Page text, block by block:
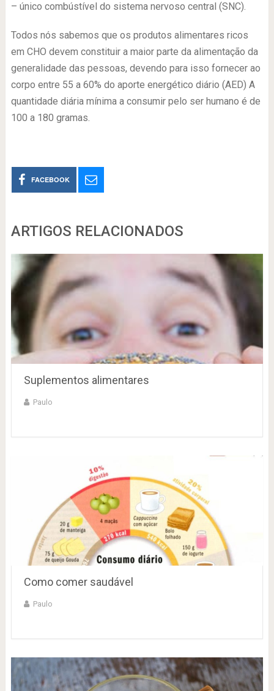
– único combústível do sistema nervoso central (SNC).
Todos nós sabemos que os produtos alimentares ricos
em CHO devem constituir a maior parte da alimentação da
generalidade das pessoas, devendo para isso fornecer ao
corpo entre 55 a 60% do aporte energético diário (AED) A
quantidade diária mínima a consumir pelo ser humano é de
100 a 180 gramas.
FACEBOOK
ARTIGOS RELACIONADOS
Suplementos alimentares
Paulo
Como comer saudável
Paulo